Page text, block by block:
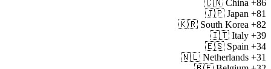
🇨🇳 China +86
🇯🇵 Japan +81
🇰🇷 South Korea +82
🇮🇹 Italy +39
🇪🇸 Spain +34
🇳🇱 Netherlands +31